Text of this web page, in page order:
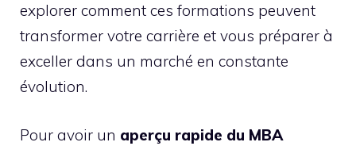
explorer comment ces formations peuvent
transformer votre carrière et vous préparer à
exceller dans un marché en constante
évolution.
Pour avoir un aperçu rapide du MBA